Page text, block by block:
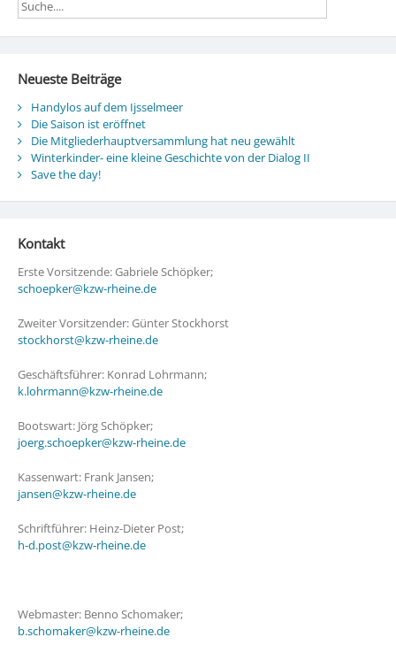
Neueste Beiträge
Handylos auf dem Ijsselmeer
Die Saison ist eröffnet
Die Mitgliederhauptversammlung hat neu gewählt
Winterkinder- eine kleine Geschichte von der Dialog II
Save the day!
Kontakt
Erste Vorsitzende: Gabriele Schöpker;
schoepker@kzw-rheine.de
Zweiter Vorsitzender: Günter Stockhorst
stockhorst@kzw-rheine.de
Geschäftsführer: Konrad Lohrmann;
k.lohrmann@kzw-rheine.de
Bootswart: Jörg Schöpker;
joerg.schoepker@kzw-rheine.de
Kassenwart: Frank Jansen;
jansen@kzw-rheine.de
Schriftführer: Heinz-Dieter Post;
h-d.post@kzw-rheine.de
Webmaster: Benno Schomaker;
b.schomaker@kzw-rheine.de